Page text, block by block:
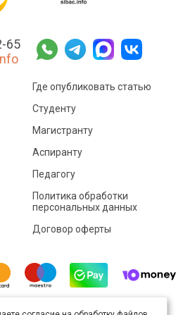
65
Где опубликовать статью
Студенту
Магистранту
Аспиранту
Педагогу
Политика обработки
персональных данных
Договор оферты